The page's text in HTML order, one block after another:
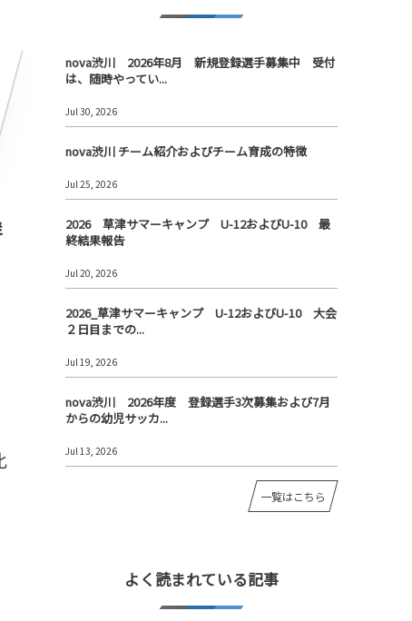
nova渋川 2026年8月 新規登録選手募集中 受付
は、随時やってい...
Jul 30, 2026
nova渋川 チーム紹介およびチーム育成の特徴
Jul 25, 2026
2026 草津サマーキャンプ U-12およびU-10 最
終結果報告
Jul 20, 2026
2026_草津サマーキャンプ U-12およびU-10 大会
２日目までの...
Jul 19, 2026
nova渋川 2026年度 登録選手3次募集および7月
からの幼児サッカ...
Jul 13, 2026
一覧はこちら
よく読まれている記事